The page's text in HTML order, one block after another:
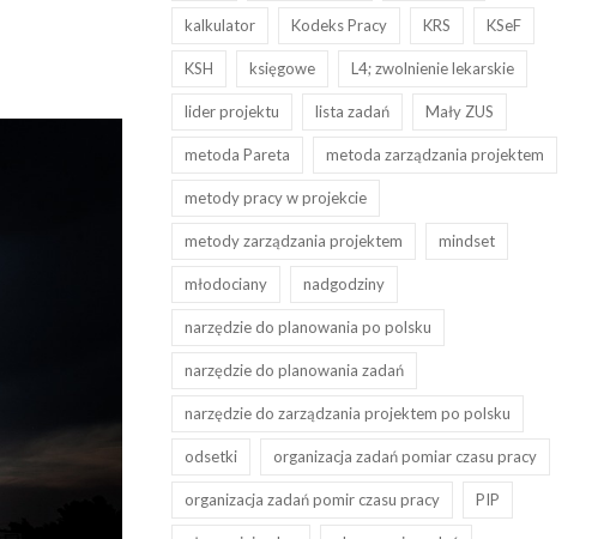
kalkulator Kodeks Pracy KRS KSeF
KSH księgowe L4; zwolnienie lekarskie
lider projektu lista zadań Mały ZUS
metoda Pareta metoda zarządzania projektem
metody pracy w projekcie
metody zarządzania projektem mindset
młodociany nadgodziny
narzędzie do planowania po polsku
narzędzie do planowania zadań
narzędzie do zarządzania projektem po polsku
odsetki organizacja zadań pomiar czasu pracy
organizacja zadań pomir czasu pracy PIP